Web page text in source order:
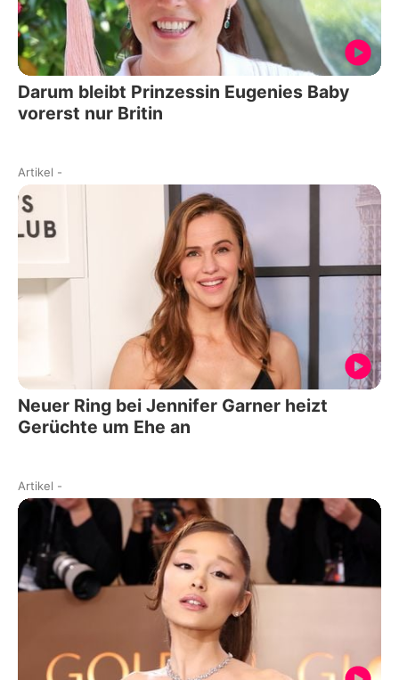
Darum bleibt Prinzessin Eugenies Baby
vorerst nur Britin
Artikel -
Neuer Ring bei Jennifer Garner heizt
Gerüchte um Ehe an
Artikel -